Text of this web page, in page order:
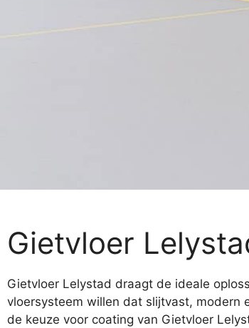
Gietvloer
Gietvloer Lelystad draagt de ideale
vloersysteem willen dat slijtvast, modern
de keuze voor coating van Gietvloer